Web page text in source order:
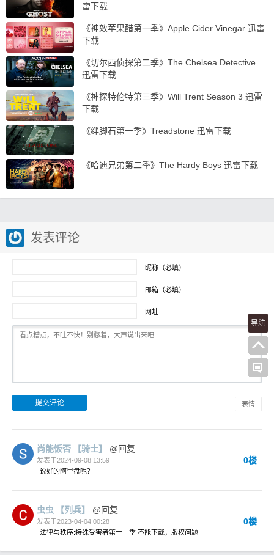
雷下载
《神效苹果醋第一季》Apple Cider Vinegar 迅雷
下载
《切尔西侦探第二季》The Chelsea Detective
迅雷下载
《神探特伦特第三季》Will Trent Season 3 迅雷
下载
《绊脚石第一季》Treadstone 迅雷下载
《哈迪兄弟第二季》The Hardy Boys 迅雷下载
发表评论
昵称（必填）
邮箱（必填）
网址
表情
尚能饭否 【骑士】 @回复
发表于2024-09-08 13:59 0楼
说好的阿里盘呢？
虫虫 【列兵】 @回复
发表于2023-04-04 00:28 0楼
法律与秩序:特殊受害者第十一季 不能下载，版权问题
导航